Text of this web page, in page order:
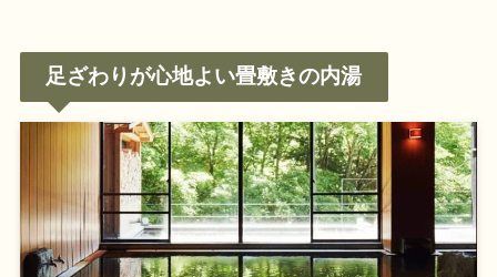
足ざわりが心地よい畳敷きの内湯